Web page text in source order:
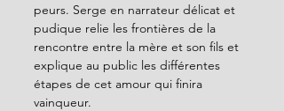
peurs. Serge en narrateur délicat et
pudique relie les frontières de la
rencontre entre la mère et son fils et
explique au public les différentes
étapes de cet amour qui finira
vainqueur.